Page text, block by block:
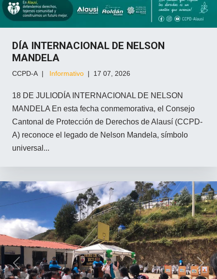
DÍA INTERNACIONAL DE NELSON
MANDELA
CCPD-A Informativo 17 07, 2026
18 DE JULIODÍA INTERNACIONAL DE NELSON
MANDELA En esta fecha conmemorativa, el Consejo
Cantonal de Protección de Derechos de Alausí (CCPD-
A) reconoce el legado de Nelson Mandela, símbolo
universal...
Previous Next